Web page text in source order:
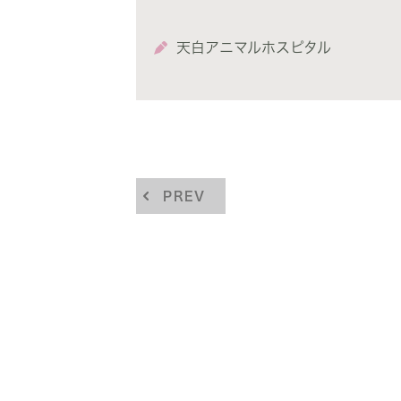
天白アニマルホスピタル
PREV